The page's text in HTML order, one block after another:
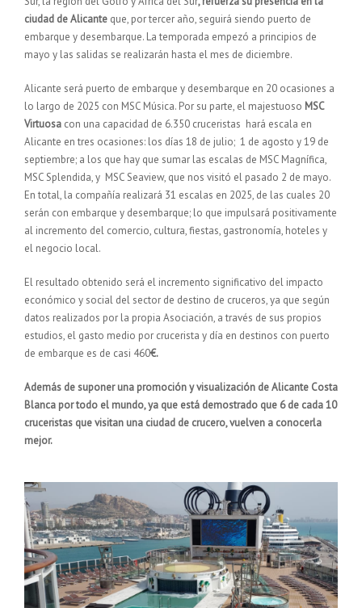
ciudad de Alicante que, por tercer año, seguirá siendo puerto de
embarque y desembarque. La temporada empezó a principios de
mayo y las salidas se realizarán hasta el mes de diciembre.
Alicante será puerto de embarque y desembarque en 20 ocasiones a
lo largo de 2025 con MSC Música. Por su parte, el majestuoso MSC
Virtuosa con una capacidad de 6.350 cruceristas hará escala en
Alicante en tres ocasiones: los días 18 de julio; 1 de agosto y 19 de
septiembre; a los que hay que sumar las escalas de MSC Magnífica,
MSC Splendida, y MSC Seaview, que nos visitó el pasado 2 de mayo.
En total, la compañía realizará 31 escalas en 2025, de las cuales 20
serán con embarque y desembarque; lo que impulsará positivamente
al incremento del comercio, cultura, fiestas, gastronomía, hoteles y
el negocio local.
El resultado obtenido será el incremento significativo del impacto
económico y social del sector de destino de cruceros, ya que según
datos realizados por la propia Asociación, a través de sus propios
estudios, el gasto medio por crucerista y día en destinos con puerto
de embarque es de casi 460€.
Además de suponer una promoción y visualización de Alicante Costa
Blanca por todo el mundo, ya que está demostrado que 6 de cada 10
cruceristas que visitan una ciudad de crucero, vuelven a conocerla
mejor.